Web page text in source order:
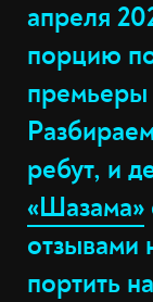
апреля
порцию
премьеры
ребут, и
«Шазама»
отзывами
портить